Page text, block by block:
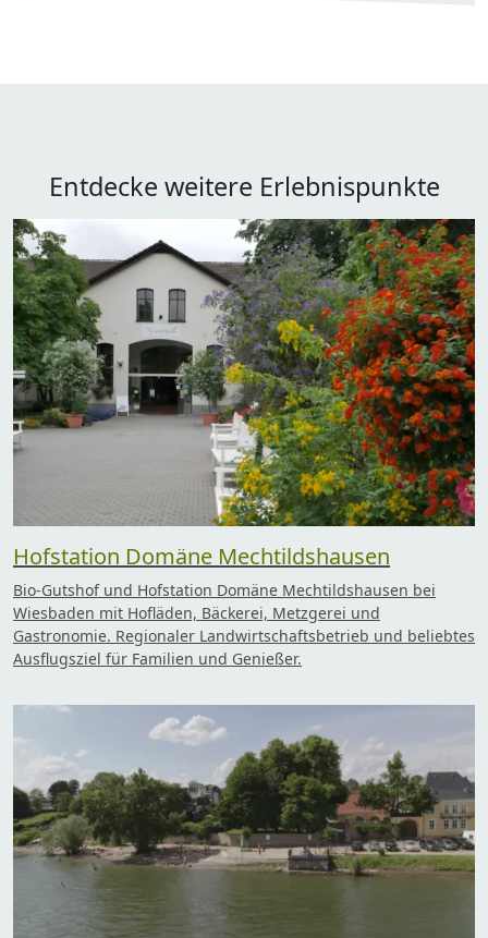
Entdecke weitere Erlebnispunkte
Hofstation Domäne Mechtildshausen
Bio-Gutshof und Hofstation Domäne Mechtildshausen bei
Wiesbaden mit Hofläden, Bäckerei, Metzgerei und
Gastronomie. Regionaler Landwirtschaftsbetrieb und beliebtes
Ausflugsziel für Familien und Genießer.